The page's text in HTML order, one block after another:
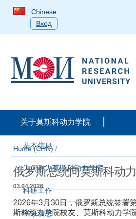
Chinese
Вход
关于莫斯科动力学院
基本信息
为何称为莫斯科动力学院
科研工作
联系信息
Home (CHN) /
俄罗斯总统向莫斯科动
03.04.2026
​2026年3月30日，俄罗斯总统签署
斯科动力学院校友、莫斯科动力学